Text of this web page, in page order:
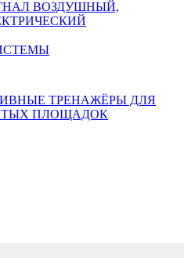
ВОЗДУШНЫЙ,
ТРЕНАЖЁРЫ ДЛЯ
ПЛОЩАДОК